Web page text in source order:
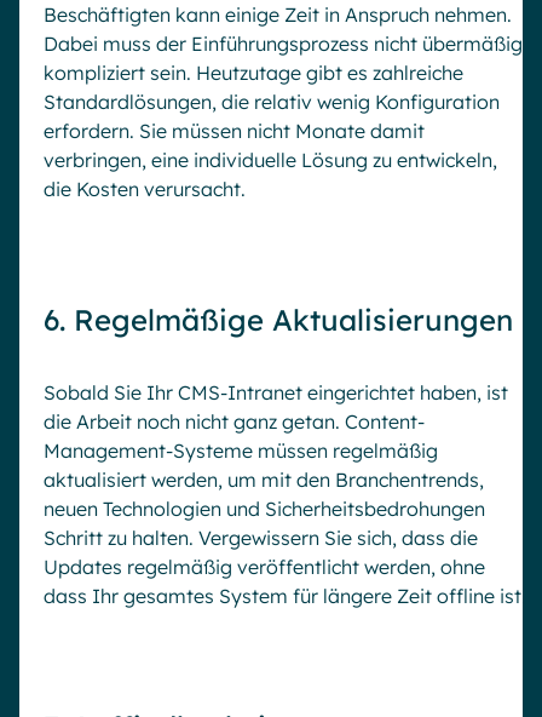
Beschäftigten kann einige Zeit in Anspruch nehmen.
Dabei muss der Einführungsprozess nicht übermäßig
kompliziert sein. Heutzutage gibt es zahlreiche
Standardlösungen, die relativ wenig Konfiguration
erfordern. Sie müssen nicht Monate damit
verbringen, eine individuelle Lösung zu entwickeln,
die Kosten verursacht.
6. Regelmäßige Aktualisierungen
Sobald Sie Ihr CMS-Intranet eingerichtet haben, ist
die Arbeit noch nicht ganz getan. Content-
Management-Systeme müssen regelmäßig
aktualisiert werden, um mit den Branchentrends,
neuen Technologien und Sicherheitsbedrohungen
Schritt zu halten. Vergewissern Sie sich, dass die
Updates regelmäßig veröffentlicht werden, ohne
dass Ihr gesamtes System für längere Zeit offline ist.